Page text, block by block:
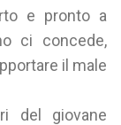
e pronto a
ci concede,
il male
del giovane